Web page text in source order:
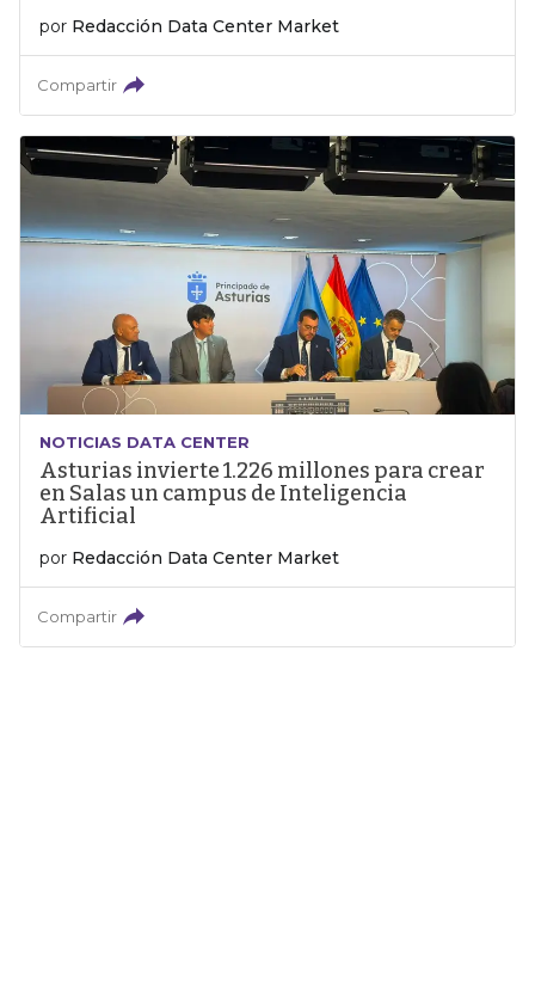
por Redacción Data Center Market
Compartir
NOTICIAS DATA CENTER
Asturias invierte 1.226 millones para crear
en Salas un campus de Inteligencia
Artificial
por Redacción Data Center Market
Compartir